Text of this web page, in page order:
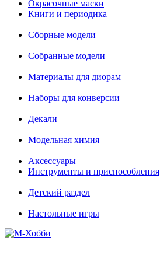
Окрасочные маски
Книги и периодика
Сборные модели
Собранные модели
Материалы для диорам
Наборы для конверсии
Декали
Модельная химия
Аксессуары
Инструменты и приспособления
Детский раздел
Настольные игры